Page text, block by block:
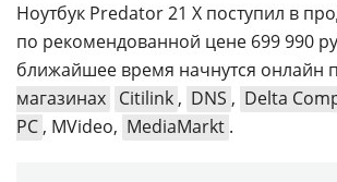
Ноутбук Predator 21 Х поступил в
по рекомендованной цене 699 990
ближайшее время начнутся онлайн
магазинах Citilink, DNS , Delta
PC, MVideo, MediaMarkt .